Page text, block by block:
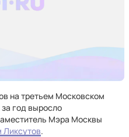
на третьем Московском
год выросло
Мэра Москвы
.